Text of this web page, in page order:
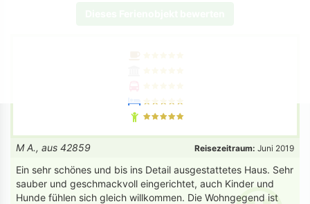
M A., aus 42859 Reisezeitraum: Juni 2019
Ein sehr schönes und bis ins Detail ausgestattetes Haus. Sehr
sauber und geschmackvoll eingerichtet, auch Kinder und
Hunde fühlen sich gleich willkommen. Die Wohngegend ist